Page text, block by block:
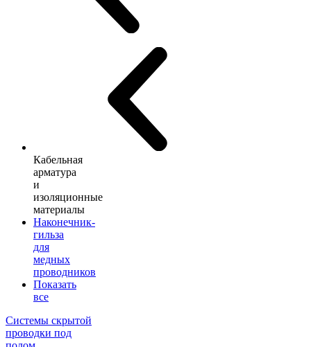
Кабельная
арматура
и
изоляционные
материалы
Наконечник-
гильза
для
медных
проводников
Показать
все
Системы скрытой
проводки под